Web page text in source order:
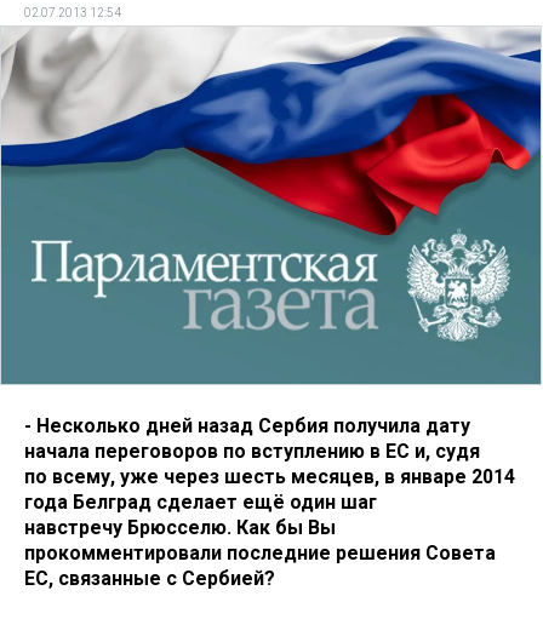
02.07.2013 12:54
- Несколько дней назад Сербия получила дату
начала переговоров по вступлению в ЕС и, судя
по всему, уже через шесть месяцев, в январе 2014
года Белград сделает ещё один шаг
навстречу Брюсселю. Как бы Вы
прокомментировали последние решения Совета
ЕС, связанные с Сербией?